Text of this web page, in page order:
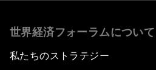
世界経済フォーラムについて
私たちのストラテジー